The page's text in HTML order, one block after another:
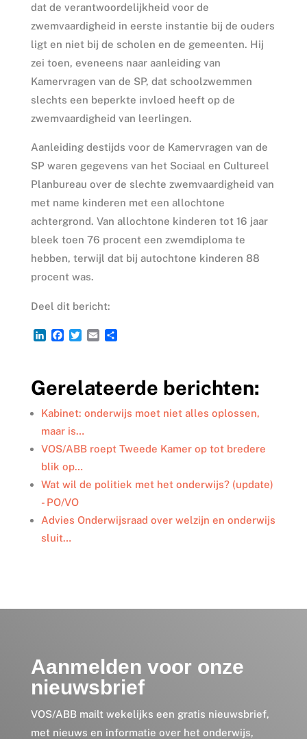
dat de verantwoordelijkheid voor de
zwemvaardigheid in eerste instantie bij de ouders
ligt en niet bij de scholen en de gemeenten. Hij
zei toen, eveneens naar aanleiding van
Kamervragen van de SP, dat schoolzwemmen
slechts een beperkte invloed heeft op de
zwemvaardigheid van leerlingen.
Aanleiding destijds voor de Kamervragen van de
SP waren gegevens van het Sociaal en Cultureel
Planbureau over de slechte zwemvaardigheid van
met name kinderen met een allochtone
achtergrond. Van allochtone kinderen tot 16 jaar
bleek toen 76 procent een zwemdiploma te
hebben, terwijl dat bij autochtone kinderen 88
procent was.
Deel dit bericht:
L
e
d
I
n
F
b
o
o
k
T
t
e
r
E
l
D
n
Gerelateerde berichten:
Kabinet: onderwijs moet niet alles oplossen,
maar is…
VOS/ABB roept Tweede Kamer op tot bredere
blik op…
Wat wil de politiek met het onderwijs? (update)
- PO/VO
Advies Onderwijsraad over welzijn en onderwijs
sluit…
Aanmelden voor onze
nieuwsbrief
VOS/ABB mailt wekelijks een gratis nieuwsbrief,
met nieuws en informatie over het onderwijs,